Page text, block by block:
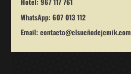
WhatsApp:607 013 112
Email: contacto@elsueñodejemik.com